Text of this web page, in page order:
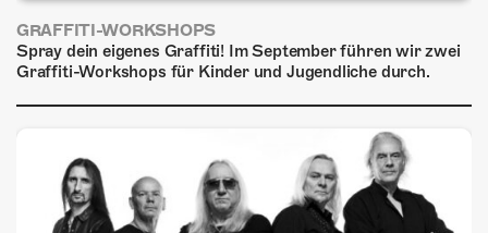
GRAFFITI-WORKSHOPS
Spray dein eigenes Graffiti! Im September führen wir zwei
Graffiti-Workshops für Kinder und Jugendliche durch.